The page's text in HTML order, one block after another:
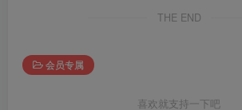
THE END
会员专属
喜欢就支持一下吧